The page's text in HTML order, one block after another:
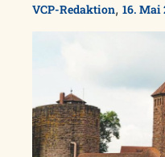
VCP-Redaktion, 16. Mai